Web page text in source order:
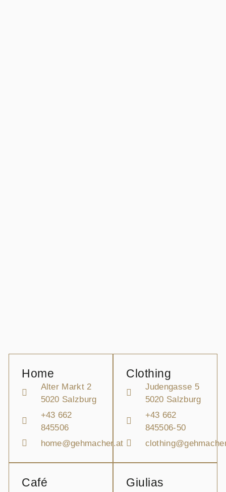
Home
Alter Markt 2
5020 Salzburg
+43 662
845506
home@gehmacher.at
Clothing
Judengasse 5
5020 Salzburg
+43 662
845506-50
Café Giulias